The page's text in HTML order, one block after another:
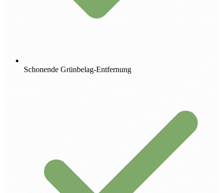
Schonende Grünbelag-Entfernung